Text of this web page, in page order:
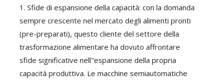
1. Sfide di espansione della capacità: con la domanda
sempre crescente nel mercato degli alimenti pronti
(pre-preparati), questo cliente del settore della
trasformazione alimentare ha dovuto affrontare
sfide significative nell"espansione della propria
capacità produttiva. Le macchine semiautomatiche